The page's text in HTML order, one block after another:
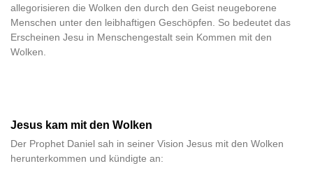
allegorisieren die Wolken den durch den Geist neugeborene
Menschen unter den leibhaftigen Geschöpfen. So bedeutet das
Erscheinen Jesu in Menschengestalt sein Kommen mit den
Wolken.
Jesus kam mit den Wolken
Der Prophet Daniel sah in seiner Vision Jesus mit den Wolken
herunterkommen und kündigte an: